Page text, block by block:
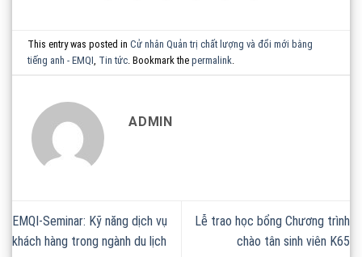
This entry was posted inCử nhân Quản trị chất lượng và đổi mới bằng
tiếng anh - EMQI Tin tức . Bookmark thepermalink
ADMIN
EMQI-Seminar: Kỹ năng dịch vụ
khách hàng trong ngành du lịch
Lễ trao học bổng Chương trình
chào tân sinh viên K65